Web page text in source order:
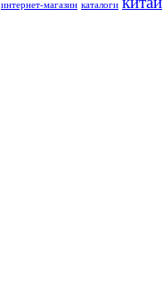
интернет-магазин каталоги